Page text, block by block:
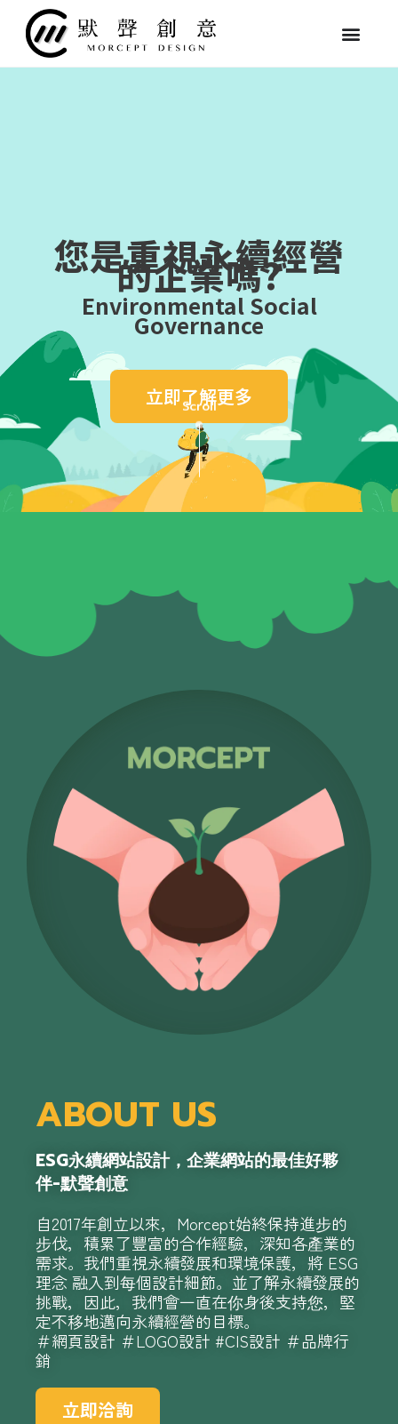
要
Scroll
您是重視永續經營
的企業嗎?
Environmental Social
Governance
立即了解更多
ABOUT US
ESG永續網站設計，企業網站的最佳好夥
伴-默聲創意
自2017年創立以來，Morcept始終保持進步的
步伐，積累了豐富的合作經驗，深知各產業的
需求。我們重視永續發展和環境保護，將 ESG
理念 融入到每個設計細節。並了解永續發展的
挑戰，因此，我們會一直在你身後支持您，堅
定不移地邁向永續經營的目標。
＃網頁設計 ＃LOGO設計 #CIS設計 ＃品牌行
銷
立即洽詢